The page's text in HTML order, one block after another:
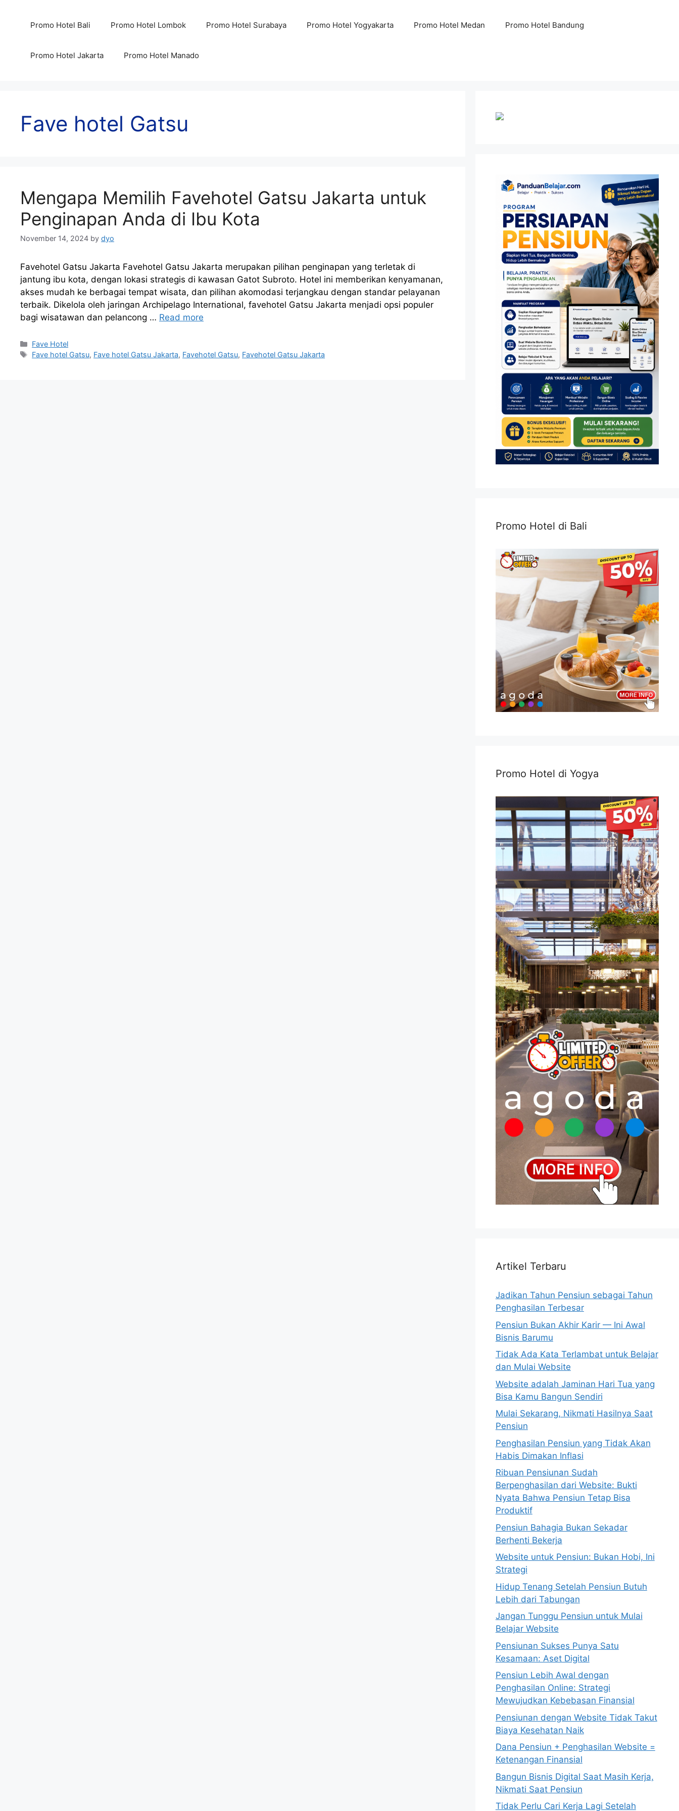
Promo Hotel Bali Promo Hotel Lombok Promo Hotel Surabaya Promo Hotel Yogyakarta Promo Hotel Medan Promo Hotel Bandung
Promo Hotel Jakarta Promo Hotel Manado
Fave hotel Gatsu
Mengapa Memilih Favehotel Gatsu Jakarta untuk
Penginapan Anda di Ibu Kota
November 14, 2024 by dyo
Favehotel Gatsu Jakarta Favehotel Gatsu Jakarta merupakan pilihan penginapan yang terletak di
jantung ibu kota, dengan lokasi strategis di kawasan Gatot Subroto. Hotel ini memberikan kenyamanan,
akses mudah ke berbagai tempat wisata, dan pilihan akomodasi terjangkau dengan standar pelayanan
terbaik. Dikelola oleh jaringan Archipelago International, favehotel Gatsu Jakarta menjadi opsi populer
bagi wisatawan dan pelancong … Read more
Categories
Fave Hotel
Tags
Fave hotel Gatsu, Fave hotel Gatsu Jakarta, Favehotel Gatsu, Favehotel Gatsu Jakarta
Promo Hotel di Bali
Promo Hotel di Yogya
Artikel Terbaru
Jadikan Tahun Pensiun sebagai Tahun
Penghasilan Terbesar
Pensiun Bukan Akhir Karir — Ini Awal
Bisnis Barumu
Tidak Ada Kata Terlambat untuk Belajar
dan Mulai Website
Website adalah Jaminan Hari Tua yang
Bisa Kamu Bangun Sendiri
Mulai Sekarang, Nikmati Hasilnya Saat
Pensiun
Penghasilan Pensiun yang Tidak Akan
Habis Dimakan Inflasi
Ribuan Pensiunan Sudah
Berpenghasilan dari Website: Bukti
Nyata Bahwa Pensiun Tetap Bisa
Produktif
Pensiun Bahagia Bukan Sekadar
Berhenti Bekerja
Website untuk Pensiun: Bukan Hobi, Ini
Strategi
Hidup Tenang Setelah Pensiun Butuh
Lebih dari Tabungan
Jangan Tunggu Pensiun untuk Mulai
Belajar Website
Pensiunan Sukses Punya Satu
Kesamaan: Aset Digital
Pensiun Lebih Awal dengan
Penghasilan Online: Strategi
Mewujudkan Kebebasan Finansial
Pensiunan dengan Website Tidak Takut
Biaya Kesehatan Naik
Dana Pensiun + Penghasilan Website =
Ketenangan Finansial
Bangun Bisnis Digital Saat Masih Kerja,
Nikmati Saat Pensiun
Tidak Perlu Cari Kerja Lagi Setelah